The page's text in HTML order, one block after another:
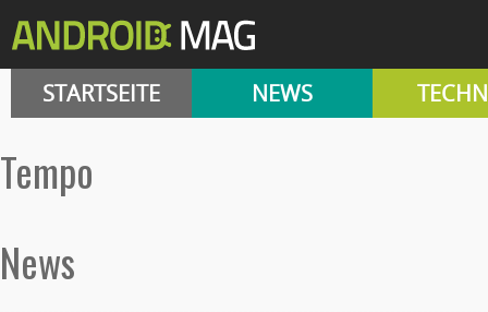
STARTSEITE NEWS
Tempo
News